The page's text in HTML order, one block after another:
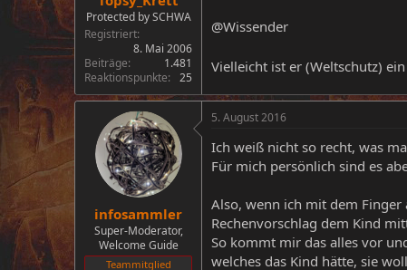
Protected by SCHWA
Registriert
8. Mai 2006
Beiträge
1.481
Reaktionspunkte
25
@Wissender
Vielleicht ist er (Weltschutz)
infosammler
Super-Moderator,
Welcome Guide
Teammitglied
5. August 2016
Ich weiß nicht so recht, was
Für mich persönlich sind es
Also, wenn ich mit dem Finger
Rechenvorschlag dem Kind
So kommt mir das alles vor
welches das Kind hätte, sie